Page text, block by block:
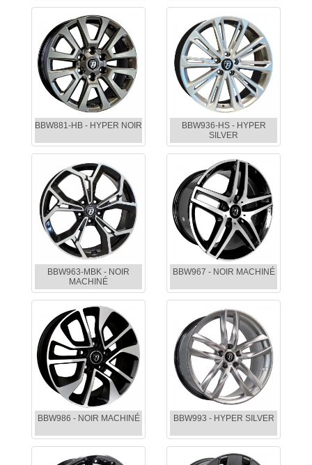
BBW881-HB - HYPER NOIR
BBW936-HS - HYPER
SILVER
BBW963-MBK - NOIR
MACHINÉ
BBW967 - NOIR MACHINÉ
BBW986 - NOIR MACHINÉ BBW993 - HYPER SILVER